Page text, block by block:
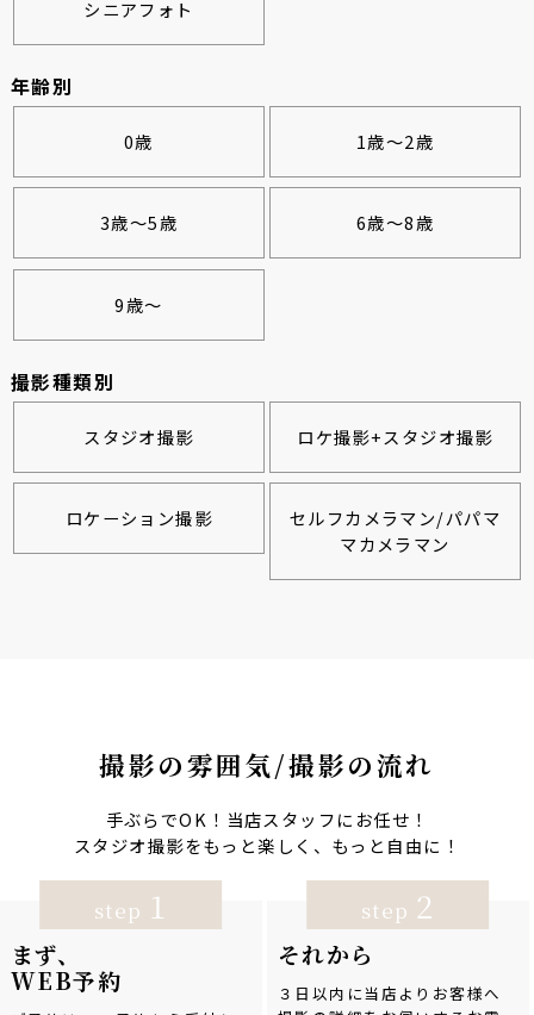
シニアフォト
年齢別
0歳 1歳～2歳
3歳～5歳 6歳～8歳
9歳～
撮影種類別
スタジオ撮影 ロケ撮影+スタジオ撮影
ロケーション撮影
セルフカメラマン/パパマ
マカメラマン
撮影の雰囲気/撮影の流れ
手ぶらでOK！当店スタッフにお任せ！
スタジオ撮影をもっと楽しく、もっと自由に！
まず、
WEB予約
step 1
それから
３日以内に当店よりお客様へ
step 2